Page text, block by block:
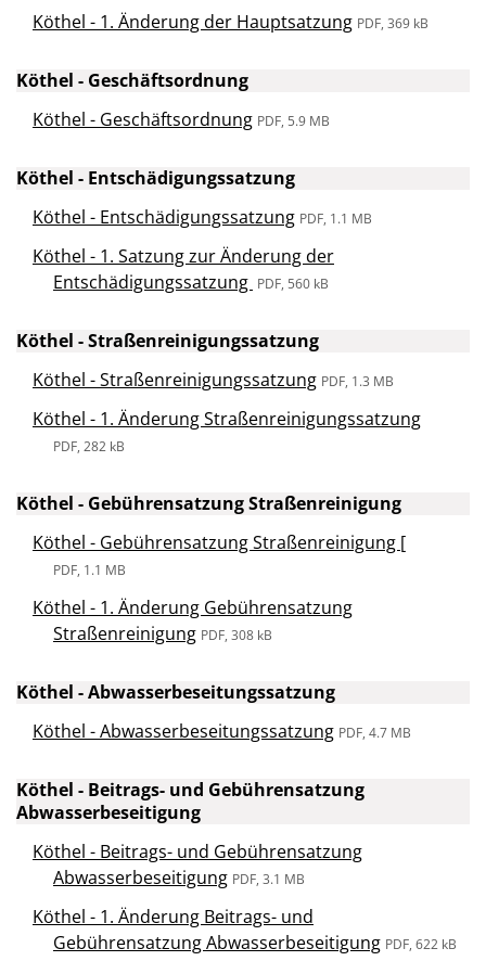
Köthel - 1. Änderung der Hauptsatzung PDF, 369 kB
Köthel - Geschäftsordnung
Köthel - Geschäftsordnung PDF, 5.9 MB
Köthel - Entschädigungssatzung
Köthel - Entschädigungssatzung PDF, 1.1 MB
Köthel - 1. Satzung zur Änderung der
Entschädigungssatzung PDF, 560 kB
Köthel - Straßenreinigungssatzung
Köthel - Straßenreinigungssatzung PDF, 1.3 MB
Köthel - 1. Änderung Straßenreinigungssatzung
PDF, 282 kB
Köthel - Gebührensatzung Straßenreinigung
Köthel - Gebührensatzung Straßenreinigung [
PDF, 1.1 MB
Köthel - 1. Änderung Gebührensatzung
Straßenreinigung PDF, 308 kB
Köthel - Abwasserbeseitungssatzung
Köthel - Abwasserbeseitungssatzung PDF, 4.7 MB
Köthel - Beitrags- und Gebührensatzung
Abwasserbeseitigung
Köthel - Beitrags- und Gebührensatzung
Abwasserbeseitigung PDF, 3.1 MB
Köthel - 1. Änderung Beitrags- und
Gebührensatzung Abwasserbeseitigung PDF, 622 kB